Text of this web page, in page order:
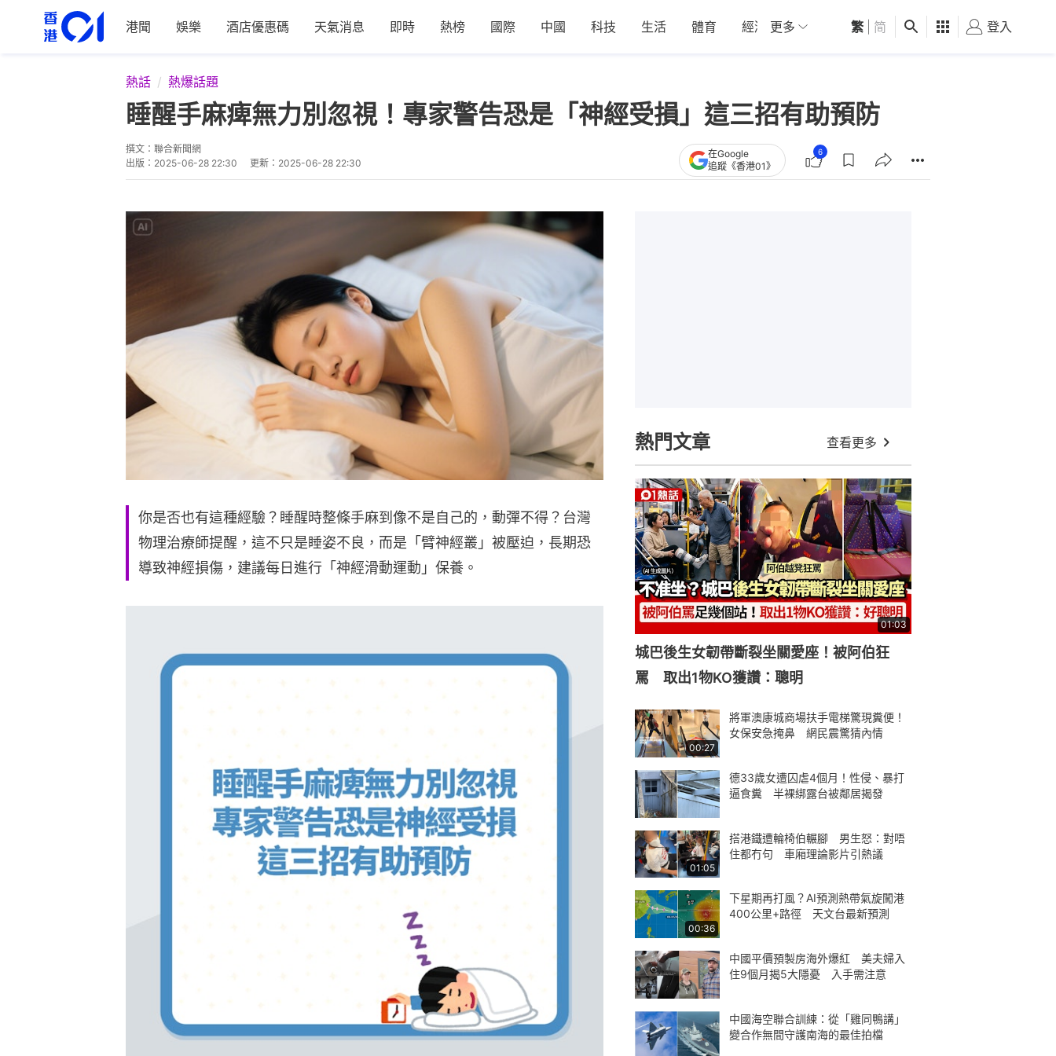
港聞 娛樂 酒店優惠碼 天氣消息 即時 熱榜 國際 中國 科技 生活 體育 經濟 01深圳 觀點 健康 好食玩飛
更多 繁 简 登入
熱話 熱爆話題
睡醒手麻痺無力別忽視！專家警告恐是「神經受損」這三招有助預防
撰文： 聯合新聞網
出版： 2025-06-28 22:30 更新： 2025-06-28 22:30
在Google
追蹤《香港01》
6
你是否也有這種經驗？睡醒時整條手麻到像不是自己的，動彈不得？台灣
物理治療師提醒，這不只是睡姿不良，而是「臂神經叢」被壓迫，長期恐
導致神經損傷，建議每日進行「神經滑動運動」保養。
熱門文章 查看更多
01:03
城巴後生女韌帶斷裂坐關愛座！被阿伯狂
罵 取出1物KO獲讚：聰明
00:27
將軍澳康城商場扶手電梯驚現糞便！
女保安急掩鼻 網民震驚猜內情
德33歲女遭囚虐4個月！性侵、暴打
逼食糞 半裸綁露台被鄰居揭發
01:05
搭港鐵遭輪椅伯輾腳 男生怒：對唔
住都冇句 車廂理論影片引熱議
00:36
下星期再打風？AI預測熱帶氣旋闖港
400公里+路徑 天文台最新預測
中國平價預製房海外爆紅 美夫婦入
住9個月揭5大隱憂 入手需注意
中國海空聯合訓練：從「雞同鴨講」
變合作無間守護南海的最佳拍檔